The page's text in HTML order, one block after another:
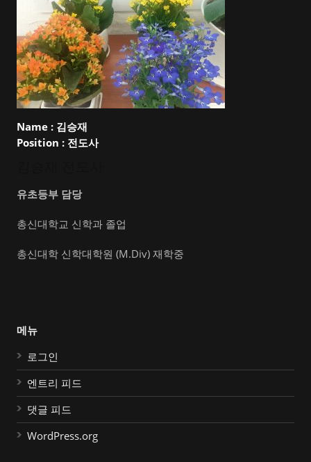
Name : 김승재
Position : 전도사
유초등부 담당
총신대학교 신학과 졸업
총신대학 신학대학원 (M.Div) 재학중
메뉴
로그인
엔트리 피드
댓글 피드
WordPress.org